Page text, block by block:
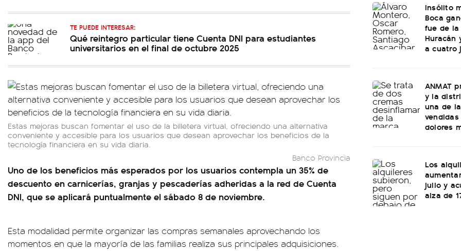
TE PUEDE INTERESAR:
Qué reintegro particular tiene Cuenta DNI para estudiantes
universitarios en el final de octubre 2025
Estas mejoras buscan fomentar el uso de la billetera virtual, ofreciendo una alternativa
conveniente y accesible para los usuarios que desean aprovechar los beneficios de la
tecnología financiera en su vida diaria.
Banco Provincia
Uno de los beneficios más esperados por los usuarios contempla un 35% de
descuento en carnicerías, granjas y pescaderías adheridas a la red de Cuenta
DNI, que se aplicará puntualmente el sábado 8 de noviembre.
Esta modalidad permite organizar las compras semanales aprovechando los
momentos en que la mayoría de las familias realiza sus principales adquisiciones.
Insólito
Boca
fue de
Huracán
a cuatro
ANMAT
y la
una de
dolores
Los
julio y
alza de